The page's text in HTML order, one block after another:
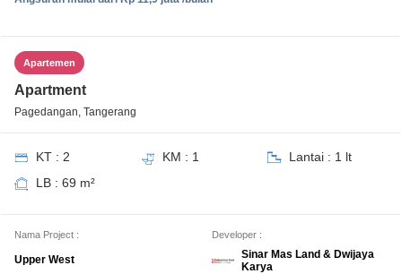
Apartemen
Apartment
Pagedangan, Tangerang
KT : 2 KM : 1
Lantai : 1 lt
LB : 69 m²
Nama Project :
Upper West
Developer :
Sinar Mas Land & Dwijaya
Karya